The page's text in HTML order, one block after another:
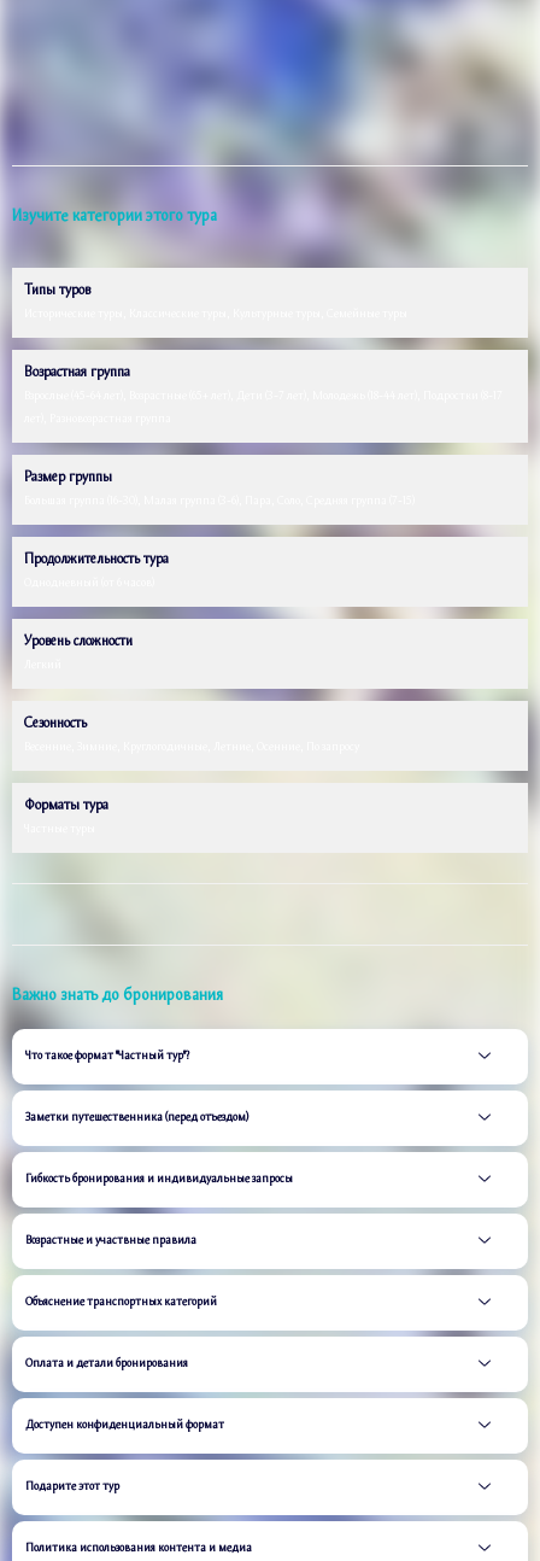
Изучите категории этого тура
Типы туров
Возрастная группа
Размер группы
Продолжительность тура
Уровень сложности
Сезонность
Форматы тура
Важно знать до бронирования
Что такое формат "Частный тур"?
Заметки путешественника (перед отъездом)
Гибкость бронирования и индивидуальные запросы
Возрастные и участвные правила
Объяснение транспортных категорий
Оплата и детали бронирования
Доступен конфиденциальный формат
Подарите этот тур
Политика использования контента и медиа